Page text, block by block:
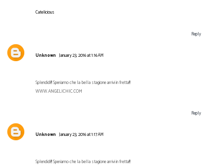
Catelicious
Reply
Unknown January 23, 2016 at 1:16 AM
Splendidi!!! Speriamo che la bella stagione arrivi in fretta!!!
WWW.ANGELICHIC.COM
Reply
Unknown January 23, 2016 at 1:17 AM
Splendidi!!! Speriamo che la bella stagione arrivi in fretta!!!